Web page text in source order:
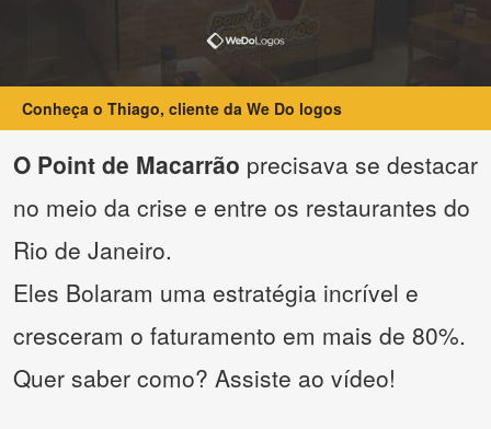
Conheça o Thiago, cliente da We Do logos
O Point de Macarrão precisava se destacar
no meio da crise e entre os restaurantes do
Rio de Janeiro.
Eles Bolaram uma estratégia incrível e
cresceram o faturamento em mais de 80%.
Quer saber como? Assiste ao vídeo!